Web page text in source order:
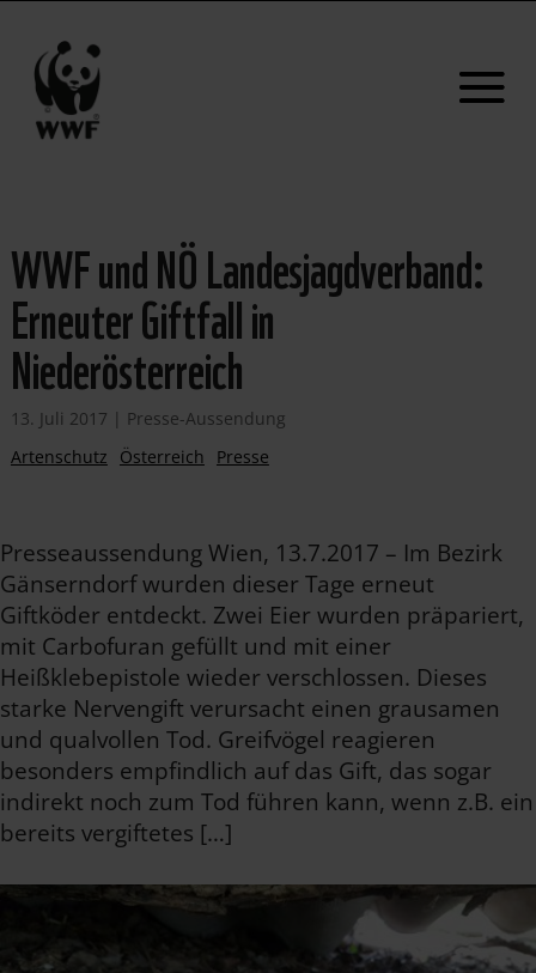
WWF und NÖ Landesjagdverband:
Erneuter Giftfall in
Niederösterreich
13. Juli 2017 | Presse-Aussendung
Artenschutz
Österreich Presse
Presseaussendung Wien, 13.7.2017 – Im Bezirk
Gänserndorf wurden dieser Tage erneut
Giftköder entdeckt. Zwei Eier wurden präpariert,
mit Carbofuran gefüllt und mit einer
Heißklebepistole wieder verschlossen. Dieses
starke Nervengift verursacht einen grausamen
und qualvollen Tod. Greifvögel reagieren
besonders empfindlich auf das Gift, das sogar
indirekt noch zum Tod führen kann, wenn z.B. ein
bereits vergiftetes […]